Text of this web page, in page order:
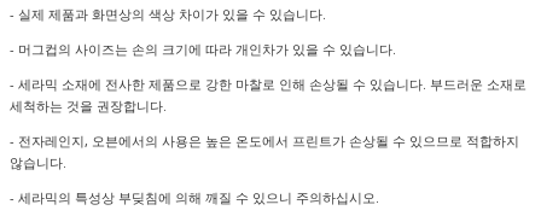
- 실제 제품과 화면상의 색상 차이가 있을 수 있습니다.
- 머그컵의 사이즈는 손의 크기에 따라 개인차가 있을 수 있습니다.
- 세라믹 소재에 전사한 제품으로 강한 마찰로 인해 손상될 수 있습니다. 부드러운 소재로
세척하는 것을 권장합니다.
- 전자레인지, 오븐에서의 사용은 높은 온도에서 프린트가 손상될 수 있으므로 적합하지
않습니다.
- 세라믹의 특성상 부딪침에 의해 깨질 수 있으니 주의하십시오.